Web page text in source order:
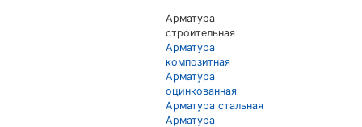
Арматура
строительная
Арматура
композитная
Арматура
оцинкованная
Арматура стальная
Арматура